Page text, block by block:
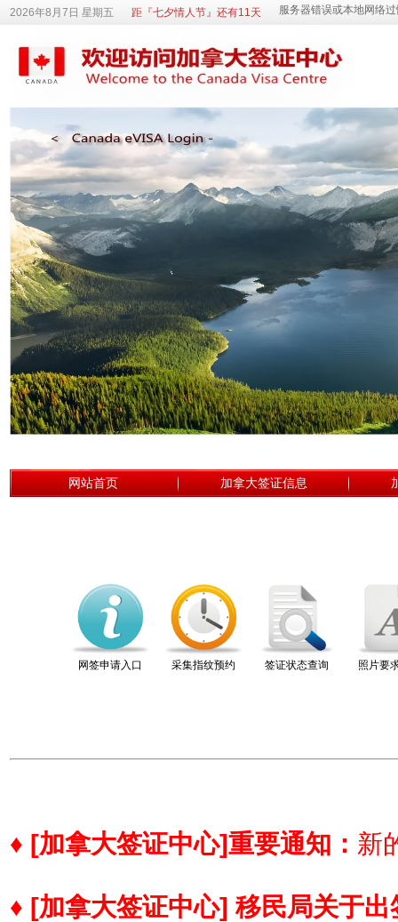
2026年8月7日 星期五 距『七夕情人节』还有11天
网站首页 加拿大签证信息
网签申请入口 采集指纹预约 签证状态查询 照片要
♦ [加拿大签证中心]重要通知： 新
♦ [加拿大签证中心] 移民局关于